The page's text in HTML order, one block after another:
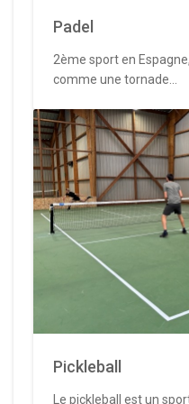
Padel
2ème sport en
comme une tornade...
Pickleball
Le pickleball est un